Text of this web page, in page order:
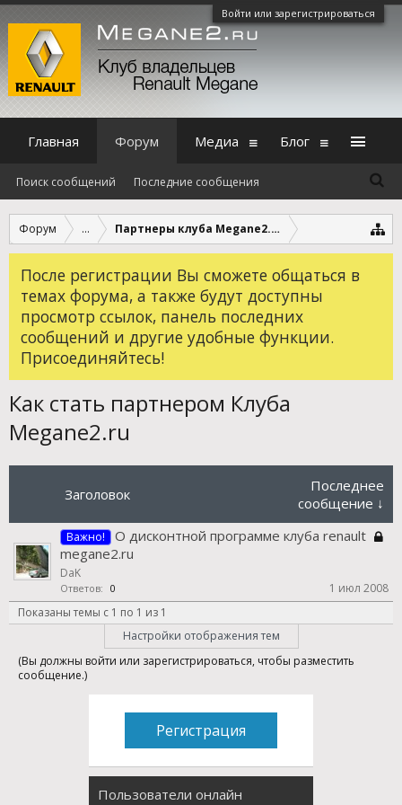
Войти или зарегистрироваться
Форум ... Партнеры клуба Megane2.ru. Скидки по
После регистрации Вы сможете общаться в
темах форума, а также будут доступны
просмотр ссылок, панель последних
сообщений и другие удобные функции.
Присоединяйтесь!
Как стать партнером Клуба
Megane2.ru
Заголовок
Последнее
сообщение ↓
Важно!
О дисконтной программе клуба renault
megane2.ru
DaK
Ответов: 0
1 июл 2008
Показаны темы с 1 по 1 из 1
Настройки отображения тем
(Вы должны войти или зарегистрироваться, чтобы разместить
сообщение.)
Регистрация
Пользователи онлайн
Главная Форум
Поиск сообщений Последние сообщения
Медиа Блог